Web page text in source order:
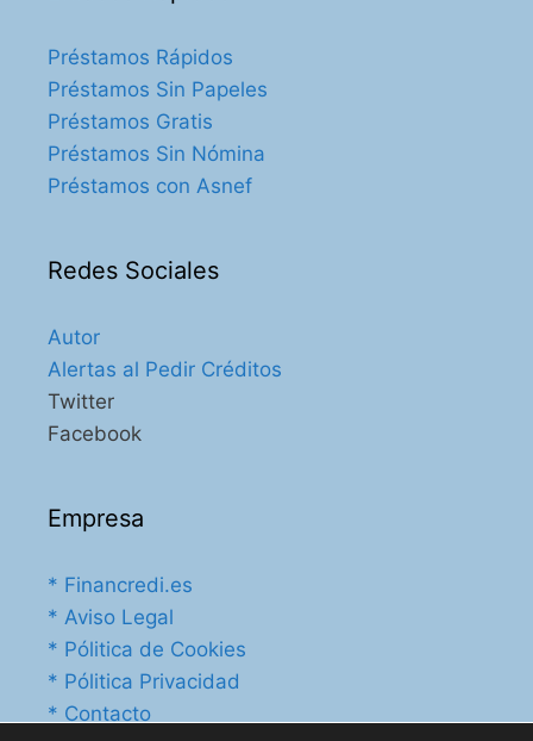
Préstamos Rápidos
Préstamos Sin Papeles
Préstamos Gratis
Préstamos Sin Nómina
Préstamos con Asnef
Redes Sociales
Autor
Alertas al Pedir Créditos
Twitter
Facebook
Empresa
* Financredi.es
* Aviso Legal
* Pólitica de Cookies
* Pólitica Privacidad
* Contacto